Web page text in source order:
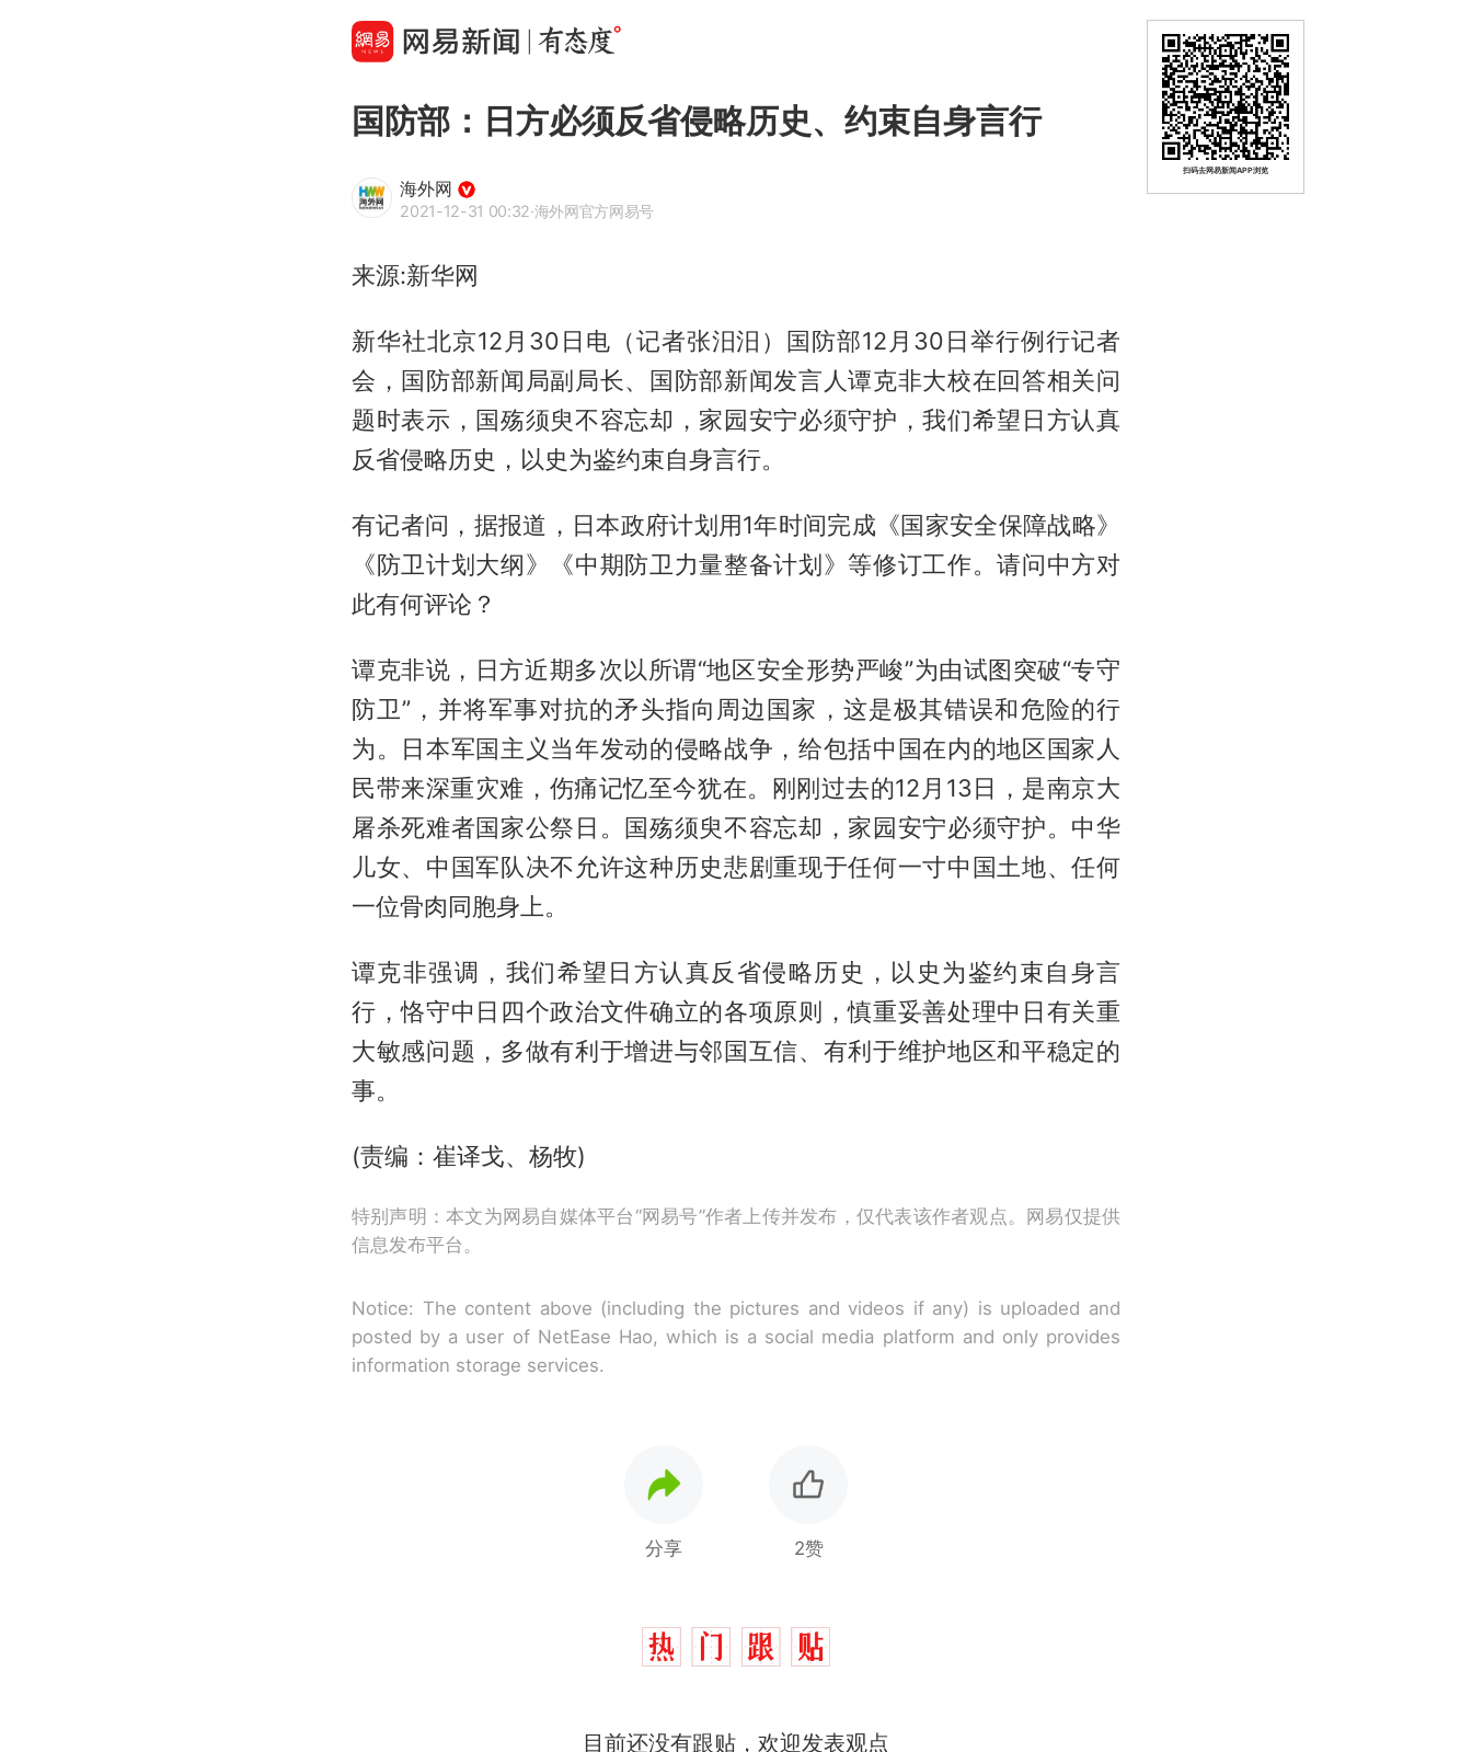
国防部：日方必须反省侵略历史、约束自身言行
海外网
2021-12-31 00:32·海外网官方网易号
来源:新华网
新华社北京12月30日电（记者张汨汨）国防部12月30日举行例行记者
会，国防部新闻局副局长、国防部新闻发言人谭克非大校在回答相关问
题时表示，国殇须臾不容忘却，家园安宁必须守护，我们希望日方认真
反省侵略历史，以史为鉴约束自身言行。
有记者问，据报道，日本政府计划用1年时间完成《国家安全保障战略》
《防卫计划大纲》《中期防卫力量整备计划》等修订工作。请问中方对
此有何评论？
谭克非说，日方近期多次以所谓“地区安全形势严峻”为由试图突破“专守
防卫”，并将军事对抗的矛头指向周边国家，这是极其错误和危险的行
为。日本军国主义当年发动的侵略战争，给包括中国在内的地区国家人
民带来深重灾难，伤痛记忆至今犹在。刚刚过去的12月13日，是南京大
屠杀死难者国家公祭日。国殇须臾不容忘却，家园安宁必须守护。中华
儿女、中国军队决不允许这种历史悲剧重现于任何一寸中国土地、任何
一位骨肉同胞身上。
谭克非强调，我们希望日方认真反省侵略历史，以史为鉴约束自身言
行，恪守中日四个政治文件确立的各项原则，慎重妥善处理中日有关重
大敏感问题，多做有利于增进与邻国互信、有利于维护地区和平稳定的
事。
(责编：崔译戈、杨牧)
特别声明：本文为网易自媒体平台“网易号”作者上传并发布，仅代表该作者观点。网易仅提供
信息发布平台。
Notice: The content above (including the pictures and videos if any) is uploaded and
posted by a user of NetEase Hao, which is a social media platform and only provides
information storage services.
分享 2赞
目前还没有跟贴，欢迎发表观点
那个在床头放菜刀的女孩，因老师一句“跟我回家”改写了人生
扫码去网易新闻APP浏览